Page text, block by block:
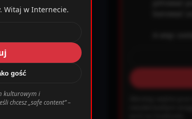
darkmemes.pl/templates_c/
Witaj w Internecie.
gość
kulturowym i
chcesz „safe content” –